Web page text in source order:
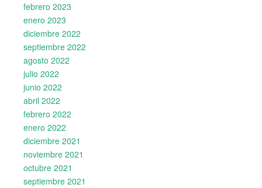
febrero 2023
enero 2023
diciembre 2022
septiembre 2022
agosto 2022
julio 2022
junio 2022
abril 2022
febrero 2022
enero 2022
diciembre 2021
noviembre 2021
octubre 2021
septiembre 2021